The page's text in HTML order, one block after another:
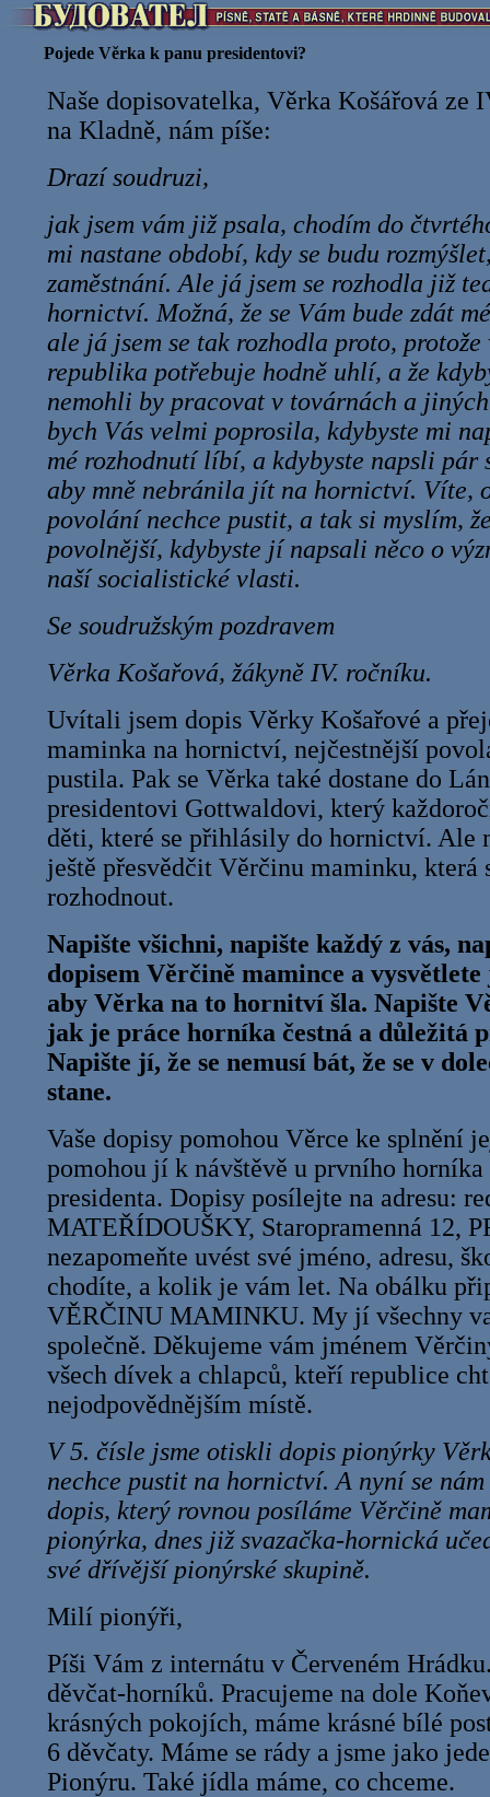
Pojede Věrka k panu presidentovi?
Naše dopisovatelka, Věrka Košářová ze
na Kladně, nám píše:
Drazí soudruzi,
jak jsem vám již psala, chodím do
mi nastane období, kdy se budu
zaměstnání. Ale já jsem se rozhodla již
hornictví. Možná, že se Vám bude zdát
ale já jsem se tak rozhodla proto, protože
republika potřebuje hodně uhlí, a že
nemohli by pracovat v továrnách a
bych Vás velmi poprosila, kdybyste mi
mé rozhodnutí líbí, a kdybyste napsli pár
aby mně nebránila jít na hornictví. Víte,
povolání nechce pustit, a tak si myslím,
povolnější, kdybyste jí napsali něco o
naší socialistické vlasti.
Se soudružským pozdravem
Věrka Košařová, žákyně IV. ročníku.
Uvítali jsem dopis Věrky Košařové a
maminka na hornictví, nejčestnější
pustila. Pak se Věrka také dostane do
presidentovi Gottwaldovi, který
děti, které se přihlásily do hornictví. Ale
ještě přesvědčit Věrčinu maminku, která
rozhodnout.
Napište všichni, napište každý z vás,
dopisem Věrčině mamince a
aby Věrka na to hornitví šla. Napište
jak je práce horníka čestná a důležitá
Napište jí, že se nemusí bát, že se v
stane.
Vaše dopisy pomohou Věrce ke splnění
pomohou jí k návštěvě u prvního
presidenta. Dopisy posílejte na adresu:
MATEŘÍDOUŠKY, Staropramenná 12,
nezapomeňte uvést své jméno, adresu,
chodíte, a kolik je vám let. Na obálku
VĚRČINU MAMINKU. My jí všechny
společně. Děkujeme vám jménem
všech dívek a chlapců, kteří republice
nejodpovědnějším místě.
V 5. čísle jsme otiskli dopis pionýrky
nechce pustit na hornictví. A nyní se
dopis, který rovnou posíláme Věrčině
pionýrka, dnes již svazačka-hornická
své dřívější pionýrské skupině.
Milí pionýři,
Píši Vám z internátu v Červeném
děvčat-horníků. Pracujeme na dole
krásných pokojích, máme krásné bílé
6 děvčaty. Máme se rády a jsme jako
Pionýru. Také jídla máme, co chceme.